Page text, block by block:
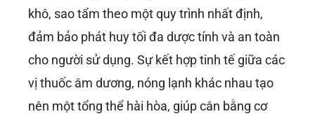
khô, sao tẩm theo một quy trình nhất định,
đảm bảo phát huy tối đa dược tính và an toàn
cho người sử dụng. Sự kết hợp tinh tế giữa các
vị thuốc âm dương, nóng lạnh khác nhau tạo
nên một tổng thể hài hòa, giúp cân bằng cơ